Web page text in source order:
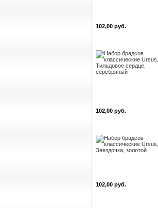
102,00 руб.
102,00 руб.
102,00 руб.